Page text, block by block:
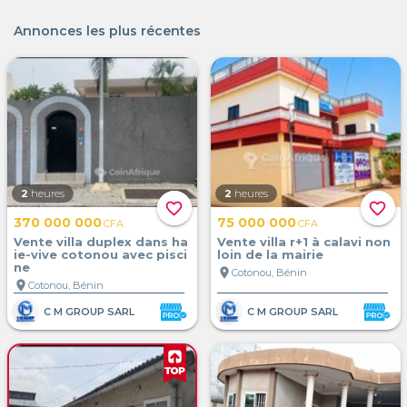
Annonces les plus récentes
favorite_border
2 heures
370 000 000CFA
Vente villa duplex dans ha
ie-vive cotonou avec pisci
ne
location_on Cotonou, Bénin
C M GROUP SARL
favorite_border
2 heures
75 000 000CFA
Vente villa r+1 à calavi non
loin de la mairie
location_on Cotonou, Bénin
C M GROUP SARL